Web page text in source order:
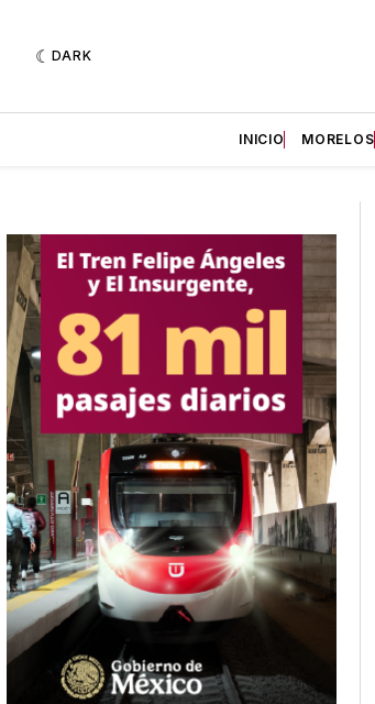
DARK
INICIO MORELOS